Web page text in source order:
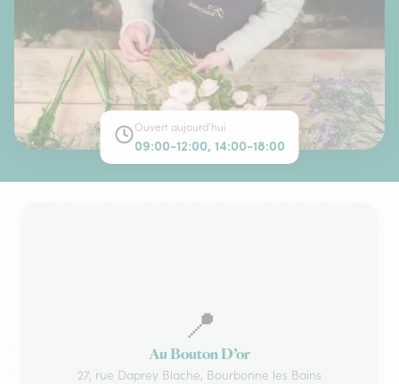
Ouvert aujourd'hui
09:00-12:00, 14:00-18:00
📍
Au Bouton D’or
27, rue Daprey Blache, Bourbonne les Bains